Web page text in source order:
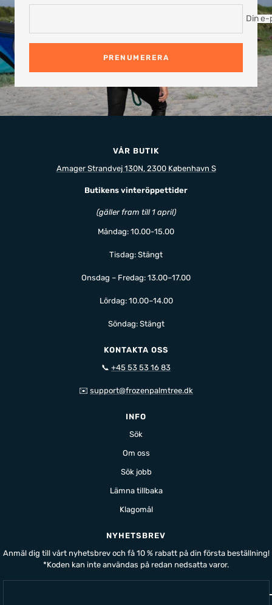
Din e-
PRENUMERERA
VÅR BUTIK
Amager Strandvej 130N, 2300 København S
Butikens vinteröppettider
(gäller fram till 1 april)
Måndag: 10.00-15.00
Tisdag: Stängt
Onsdag – Fredag: 13.00–17.00
Lördag: 10.00–14.00
Söndag: Stängt
KONTAKTA OSS
📞 +45 53 53 16 83
✉️ support@frozenpalmtree.dk
INFO
Sök
Om oss
Sök jobb
Lämna tillbaka
Klagomål
NYHETSBREV
Anmäl dig till vårt nyhetsbrev och få 10 % rabatt på din första beställning!
*Koden kan inte användas på redan nedsatta varor.